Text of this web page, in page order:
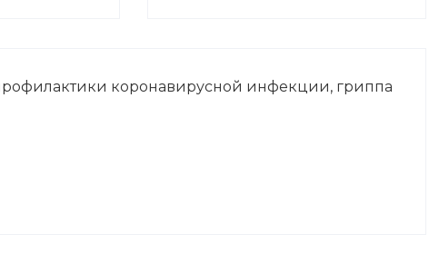
коронавирусной инфекции, гриппа